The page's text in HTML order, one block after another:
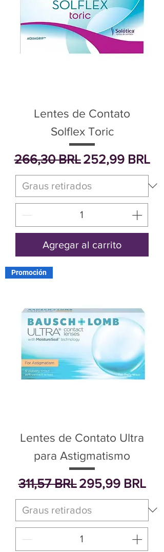
Lentes de Contato
Solflex Toric
Precio
266,30 BRLPrecio de oferta
252,99 BRL
Agregar al carrito
Promoción
Lentes de Contato Ultra
para Astigmatismo
Precio
311,57 BRLPrecio de oferta
295,99 BRL